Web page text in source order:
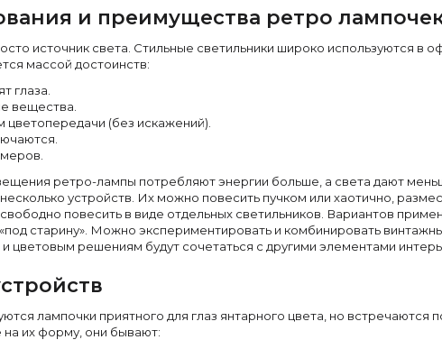
и преимущества ретро
источник света. Стильные светильники широко используются в
массой достоинств:
глаза.
вещества.
(без искажений).
ретро-лампы потребляют энергии больше, а света дают
устройств. Их можно повесить пучком или хаотично,
повесить в виде отдельных светильников. Вариантов
старину». Можно экспериментировать и комбинировать
решениям будут сочетаться с другими элементами
лампочки приятного для глаз янтарного цвета, но
их форму, они бывают: